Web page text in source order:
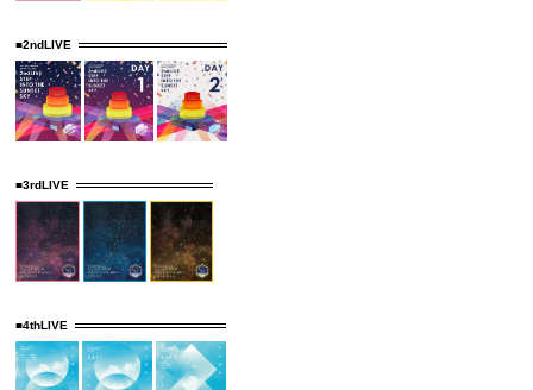
■2ndLIVE
■3rdLIVE
■4thLIVE